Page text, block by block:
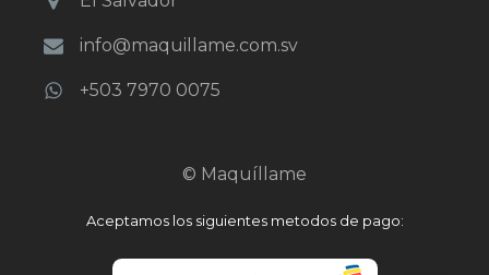
info@maquillame.com.sv
+503 7970 0075
© Maquíllame
Aceptamos los siguientes metodos de pago: